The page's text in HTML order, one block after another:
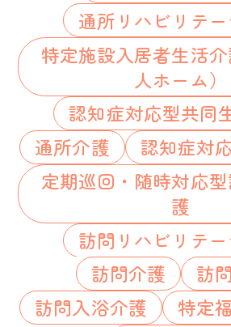
通所リハビリテ
特定施設入居者生活
人ホーム）
認知症対応型共同
通所介護
認知症対
定期巡回・随時対応
護
訪問リハビリテ
訪問介護
訪
訪問入浴介護
特定